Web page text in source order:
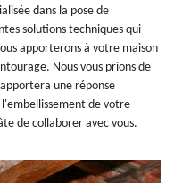
dans la pose de
solutions techniques qui
apporterons à votre maison
Nous vous prions de
une réponse
de votre
de collaborer avec vous.